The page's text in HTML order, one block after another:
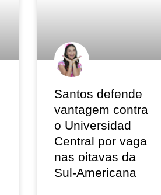
Santos defende
vantagem contra
o Universidad
Central por vaga
nas oitavas da
Sul-Americana